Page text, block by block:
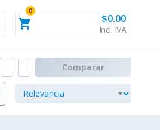
shopping_cart
0
$0.00
Incl. IVA
Comparar